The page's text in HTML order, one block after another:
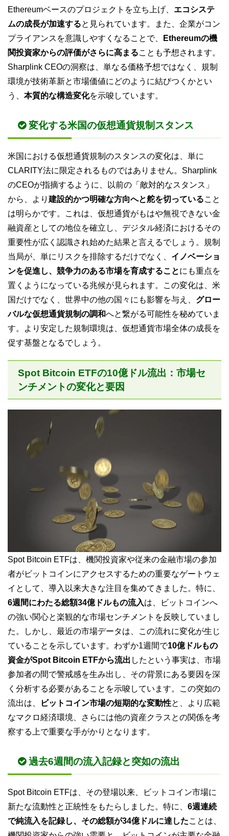
Ethereumベースのプロジェクトを立ち上げ、 エコシステ
ムの成長が加速すると見られています。また、企業がコン
プライアンスを意識しやすくなることで、
Ethereumの機
関投資家からの評価がさらに高まることも予想されます。
Sharplink CEOの洞察は、単なる価格予想ではなく、規制
環境が技術革新と市場価値にどのように結びつくかとい
う、 本質的な構造変化を示唆しています。
変化する米国の仮想通貨規制スタンス
米国における仮想通貨規制のスタンスの変化は、単に
CLARITY法に限定されるものではありません。Sharplink
のCEOが指摘するように、以前の「敵対的なスタンス」
から、より 建設的かつ明確な方向へと舵を切っていること
は明らかです。これは、仮想通貨がもはや無視できない金
融資産としての地位を確立し、デジタル経済におけるその
重要性が広く認識され始めた結果と言えるでしょう。規制
当局が、単にリスクを排除するだけでなく、 イノベーショ
ンを促進し、競争力のある市場を育成することにも重点を
置くようになっている兆候が見られます。この変化は、米
国だけでなく、世界中の他の国々にも影響を与え、 グロー
バルな仮想通貨規制の調和へと繋がる可能性を秘めていま
す。より安定した規制環境は、仮想通貨市場全体の成長を
促す基盤となるでしょう。
Spot Bitcoin ETFの10億ドル流出：市場セ
ンチメントの変化と要因
Spot Bitcoin ETFは、機関投資家や従来の金融市場の参加
者がビットコインにアクセスするための重要なゲートウェ
イとして、導入以来大きな注目を集めてきました。特に、
6週間にわたる総額34億ドルもの流入は、ビットコインへ
の強い関心と楽観的な市場センチメントを反映していまし
た。しかし、最近の市場データは、この流れに変化が生じ
ていることを示しています。わずか1週間で10億ドルもの
資金がSpot Bitcoin ETFから流出 したという事実は、市場
参加者の間で警戒感を生み出し、その背景にある要因を深
く分析する必要があることを示唆しています。この突如の
流出は、
ビットコイン市場の短期的な変動性と、より広範
なマクロ経済環境、さらには他の資産クラスとの関係を考
察する上で重要な手がかりとなります。
過去6週間の流入記録と突如の流出
Spot Bitcoin ETFは、その登場以来、ビットコイン市場に
新たな流動性と正統性をもたらしました。特に、 6週連続
で純流入を記録し、その総額が34億ドルに達したことは、